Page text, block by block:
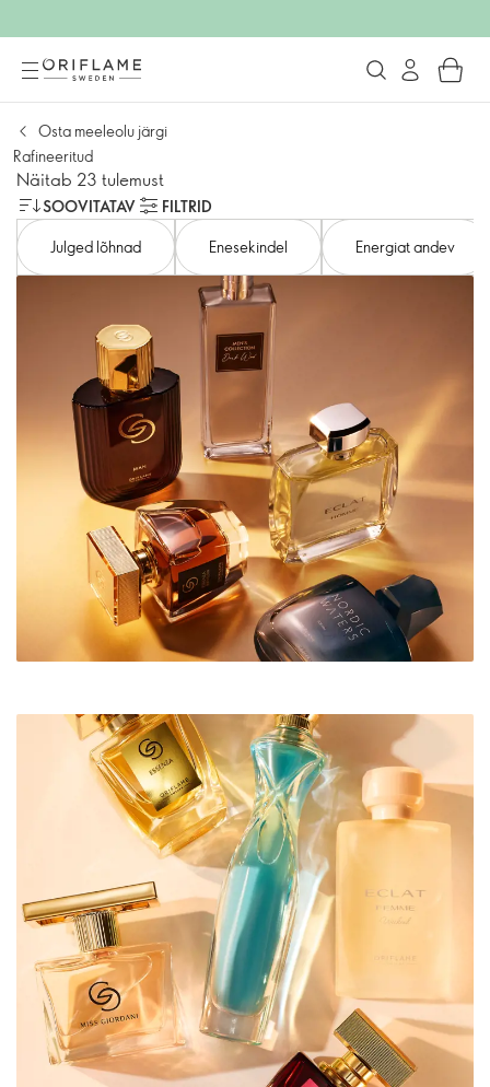
Osta meeleolu järgi
Rafineeritud
Näitab 23 tulemust
SOOVITATAV
FILTRID
Julged lõhnad
Enesekindel Energiat andev